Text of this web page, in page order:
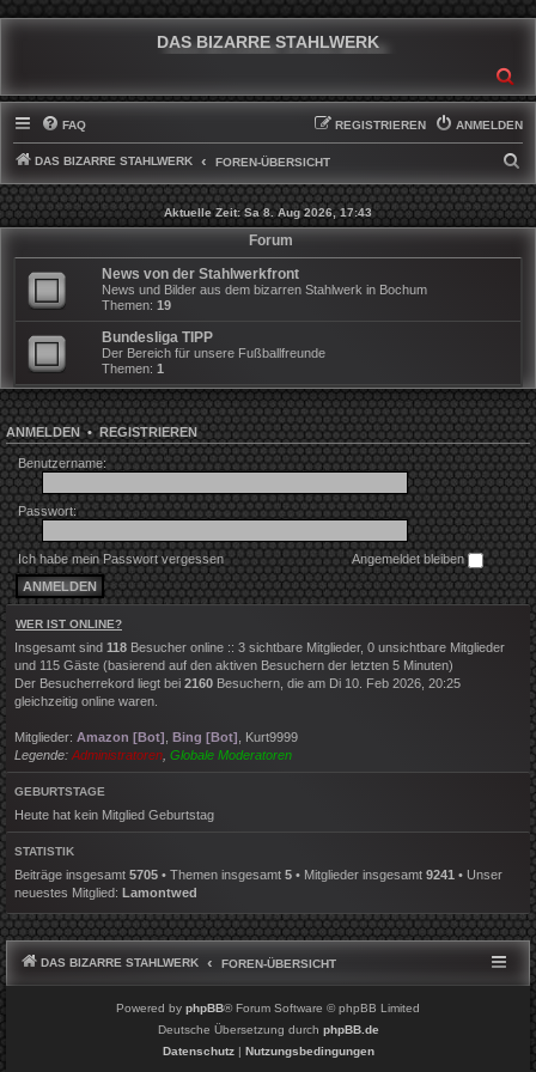
DAS BIZARRE STAHLWERK
FAQ ANMELDEN
REGISTRIEREN
DAS BIZARRE STAHLWERK FOREN-ÜBERSICHT
U
C
Aktuelle Zeit: Sa 8. Aug 2026, 17:43
Forum
News von der Stahlwerkfront
News und Bilder aus dem bizarren Stahlwerk in Bochum
Themen: 19
Bundesliga TIPP
Der Bereich für unsere Fußballfreunde
Themen: 1
ANMELDEN•REGISTRIEREN
Benutzername:
Passwort:
Ich habe mein Passwort vergessen Angemeldet bleiben
WER IST ONLINE?
Insgesamt sind 118 Besucher online :: 3 sichtbare Mitglieder, 0 unsichtbare Mitglieder
und 115 Gäste (basierend auf den aktiven Besuchern der letzten 5 Minuten)
Der Besucherrekord liegt bei 2160 Besuchern, die am Di 10. Feb 2026, 20:25
gleichzeitig online waren.
Mitglieder: Amazon [Bot] Bing [Bot]
Kurt9999
Legende: Administratoren Globale Moderatoren
GEBURTSTAGE
Heute hat kein Mitglied Geburtstag
STATISTIK
Beiträge insgesamt 5705 • Themen insgesamt 5 • Mitglieder insgesamt 9241 • Unser
neuestes Mitglied: Lamontwed
DAS BIZARRE STAHLWERK FOREN-ÜBERSICHT
Powered by phpBB® Forum Software © phpBB Limited
Deutsche Übersetzung durch phpBB.de
Datenschutz| Nutzungsbedingungen